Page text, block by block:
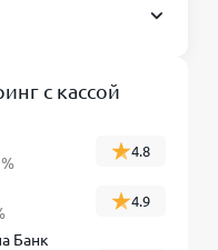
ООО с
в уставном
с кассой
4.8
4.9
Банк